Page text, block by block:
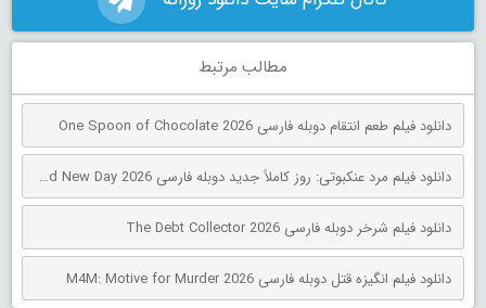
مطالب مرتبط
دانلود فیلم طعم انتقام دوبله فارسی One Spoon of Chocolate 2026
دانلود فیلم مرد عنکبوتی: روز کاملاً جدید دوبله فارسی Spider-Man: Brand New Day 2026
دانلود فیلم شرخر دوبله فارسی The Debt Collector 2026
دانلود فیلم انگیزه قتل دوبله فارسی M4M: Motive for Murder 2026